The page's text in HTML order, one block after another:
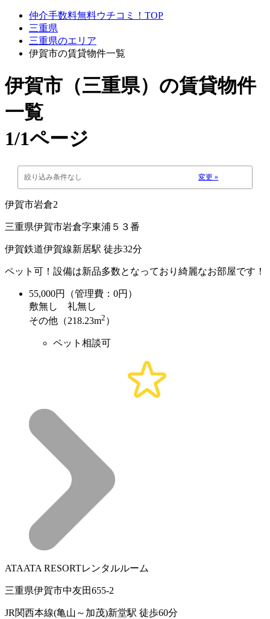
仲介手数料無料ウチコミ！TOP
三重県
三重県のエリア
伊賀市の賃貸物件一覧
伊賀市（三重県） の賃貸物件
一覧
1/1ページ
絞り込み条件なし 変更 »
伊賀市岩倉2
三重県伊賀市岩倉字東浦５３番
伊賀鉄道伊賀線新居駅 徒歩32分
ペット可！設備は新品多数となっており綺麗なお部屋です！
55,000円（管理費：0円）
敷無し 礼無し
その他（218.23m2 ）
ペット相談可
ATAATA RESORTレンタルルーム
三重県伊賀市中友田655-2
JR関西本線(亀山～加茂)新堂駅 徒歩60分